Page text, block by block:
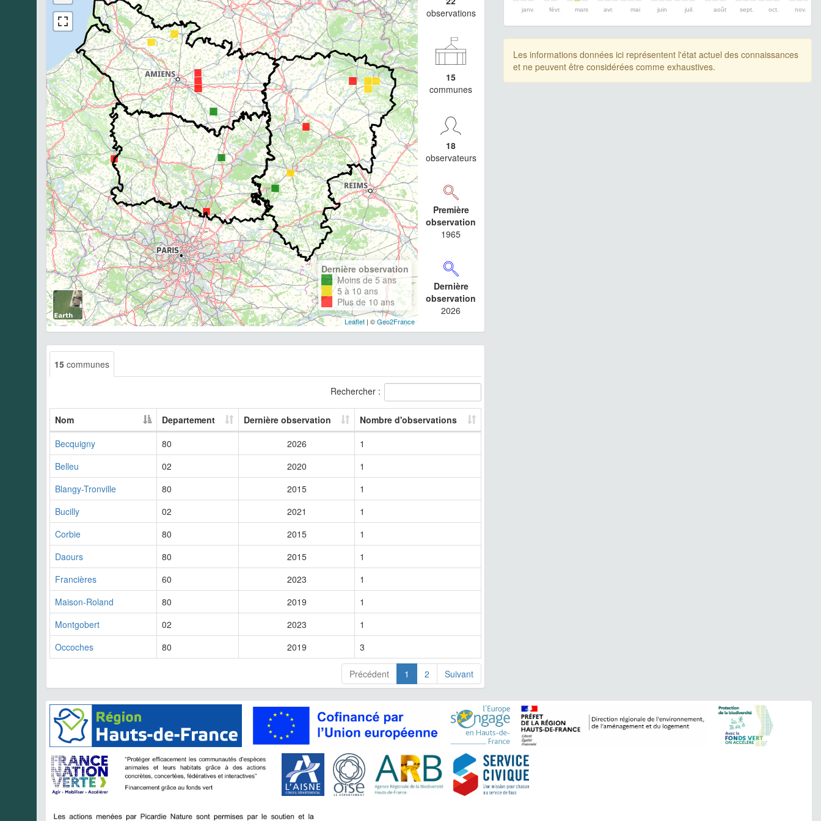
Dernière observation
Moins de 5 ans
5 à 10 ans
Plus de 10 ans
Leaflet| ©Geo2France
observations
15
communes
18
observateurs
Première
observation
1965
Dernière
observation
2026
15 communes
Rechercher :
Nom Departement Dernière observation
Nombre d'observations
Becquigny
80 2026
1
Belleu
02 2020
1
Blangy-Tronville
80 2015
1
Bucilly
02 2021
1
Corbie
80 2015
1
Daours
80 2015
1
Francières
60 2023
1
Maison-Roland
80 2019
1
Montgobert
02 2023
1
Occoches
80 2019 3
Précédent 1 2 Suivant
janv. févr. mars avr. mai juin juil. août sept. oct. nov.
Les informations données ici représentent l'état actuel des connaissances
et ne peuvent être considérées comme exhaustives.